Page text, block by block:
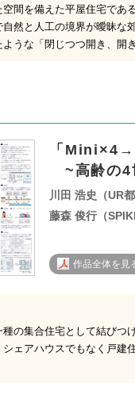
間を備えた平屋住宅で
然と人工の境界が曖昧
うな「閉じつつ開き、
「
~高齢の4
川田 浩史（UR
藤森 俊行（
作品全体を見
の集合住宅として結び
ェアハウスでもなく戸